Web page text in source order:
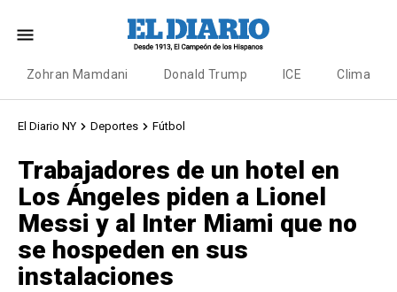
Zohran Mamdani Donald Trump ICE Clima
El Diario NY Deportes Fútbol
Trabajadores de un hotel en
Los Ángeles piden a Lionel
Messi y al Inter Miami que no
se hospeden en sus
instalaciones